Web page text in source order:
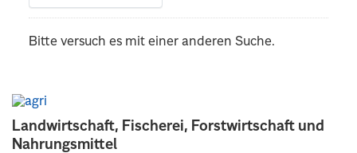
Landwirtschaft, Fischerei, Forstwirtschaft und
Nahrungsmittel
Bitte versuch es mit einer anderen Suche.